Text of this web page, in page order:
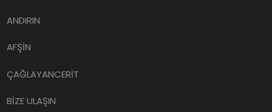
ANDIRIN
AFŞİN
ÇAĞLAYANCERİT
BİZE ULAŞIN